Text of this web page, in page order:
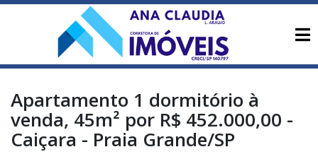
Apartamento 1 dormitório à
venda, 45m² por R$ 452.000,00 -
Caiçara - Praia Grande/SP